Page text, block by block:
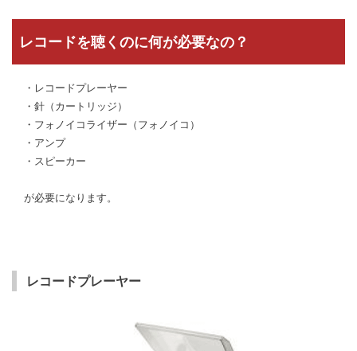
レコードを聴くのに何が必要なの？
・レコードプレーヤー
・針（カートリッジ）
・フォノイコライザー（フォノイコ）
・アンプ
・スピーカー
が必要になります。
レコードプレーヤー